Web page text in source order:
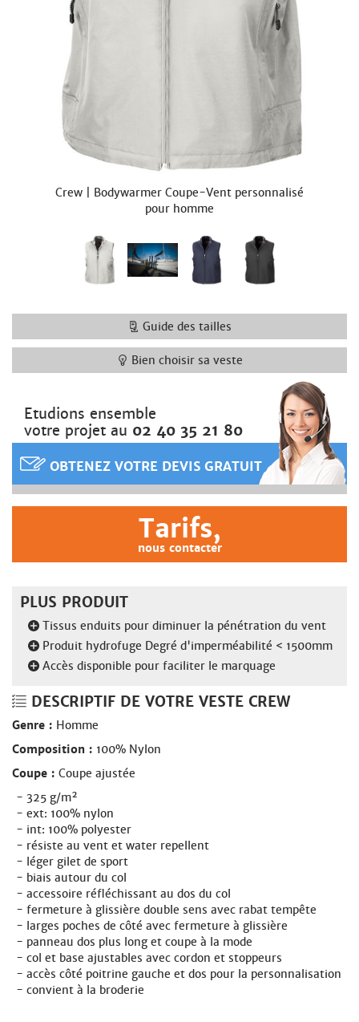
Crew | Bodywarmer Coupe-Vent personnalisé
pour homme
Guide des tailles
Bien choisir sa veste
Etudions ensemble
votre projet au 02 40 35 21 80
OBTENEZ VOTRE DEVIS GRATUIT
Tarifs,
nous contacter
PLUS PRODUIT
Tissus enduits pour diminuer la pénétration du vent
Produit hydrofuge Degré d'imperméabilité < 1500mm
Accès disponible pour faciliter le marquage
DESCRIPTIF DE VOTRE VESTE CREW
Genre : Homme
Composition : 100% Nylon
Coupe : Coupe ajustée
325 g/m²
ext: 100% nylon
int: 100% polyester
résiste au vent et water repellent
léger gilet de sport
biais autour du col
accessoire réfléchissant au dos du col
fermeture à glissière double sens avec rabat tempête
larges poches de côté avec fermeture à glissière
panneau dos plus long et coupe à la mode
col et base ajustables avec cordon et stoppeurs
accès côté poitrine gauche et dos pour la personnalisation
convient à la broderie